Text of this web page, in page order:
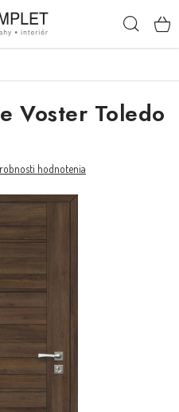
Moja objednávka
Voster Toledo
hodnotenia